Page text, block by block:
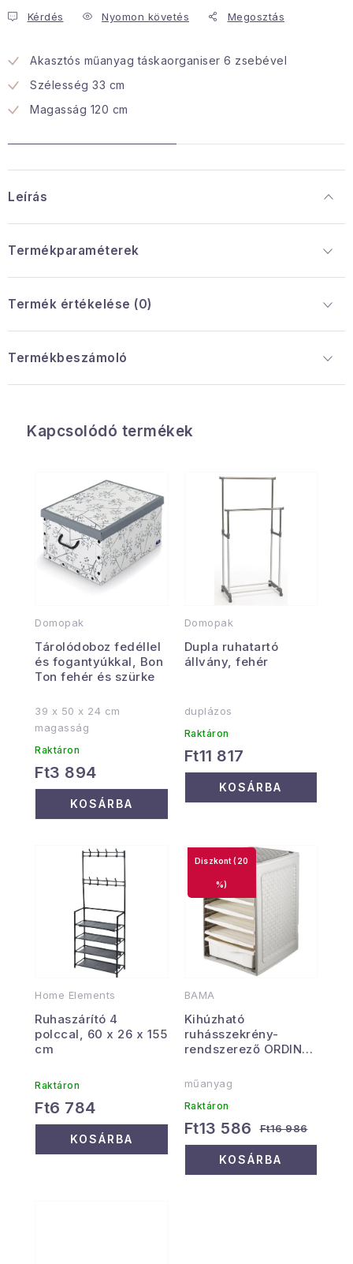
Januári akció
Veľkoobchodná spolupráca
A személyes adatok védelmének feltételei
Hogyan kell panaszkodni / visszaadni az áruka
Kereskedelem feltételes
Információ a mellékletről
Kérdés Nyomon követés Megosztás
Akasztós műanyag táskaorganiser 6 zsebével
Szélesség 33 cm
Magasság 120 cm
Leírás
Termékparaméterek
Termék értékelése (0)
Termékbeszámoló
Kapcsolódó termékek
Domopak
Tárolódoboz fedéllel
és fogantyúkkal, Bon
Ton fehér és szürke
39 x 50 x 24 cm
magasság
Raktáron
Ft3 894
KOSÁRBA
Domopak
Dupla ruhatartó
állvány, fehér
duplázos
Raktáron
Ft11 817
KOSÁRBA
Home Elements
Ruhaszárító 4
polccal, 60 x 26 x 155
cm
Raktáron
Ft6 784
KOSÁRBA
BAMA
Kihúzható
ruhásszekrény-
rendszerező ORDINO,
(20
%)
műanyag
Raktáron
Ft13 586 Ft16 986
KOSÁRBA